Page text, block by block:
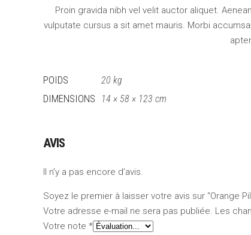
Proin gravida nibh vel velit auctor aliquet.
vulputate cursus a sit amet mauris. Morbi
POIDS 20 kg
DIMENSIONS 14 × 58 × 123 cm
AVIS
Il n’y a pas encore d’avis.
Soyez le premier à laisser votre avis sur “Orange
Votre adresse e-mail ne sera pas publiée. Les
Votre note *